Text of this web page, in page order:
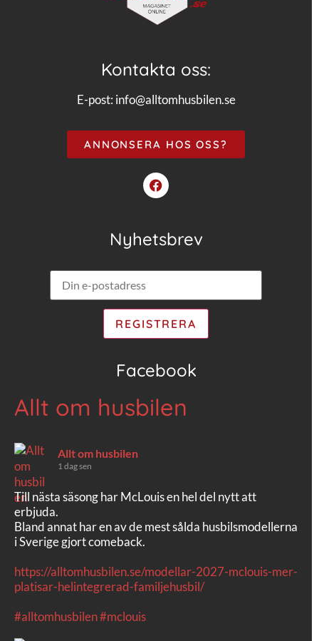
Kontakta oss:
E-post: info@alltomhusbilen.se
ANNONSERA HOS OSS?
Nyhetsbrev
Facebook
Allt om husbilen
Allt om husbilen
1 dag sen
Till nästa säsong har McLouis en hel del nytt att
erbjuda.
Bland annat har en av de mest sålda husbilsmodellerna
i Sverige gjort comeback.
https://alltomhusbilen.se/modellar-2027-mclouis-mer-
platisar-helintegrerad-familjehusbil/
#alltomhusbilen#mclouis